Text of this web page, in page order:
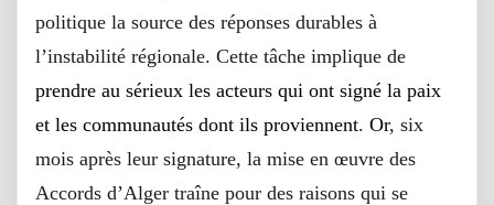
politique la source des réponses durables à
l’instabilité régionale. Cette tâche implique de
prendre au sérieux les acteurs qui ont signé la paix
et les communautés dont ils proviennent. Or, six
mois après leur signature, la mise en œuvre des
Accords d’Alger traîne pour des raisons qui se